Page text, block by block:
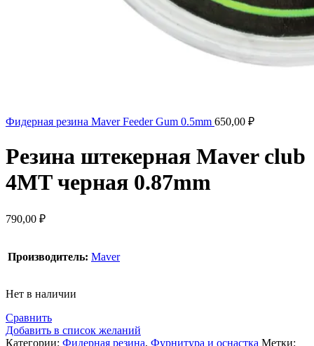
Фидерная резина Maver Feeder Gum 0.5mm 650,00 ₽
Резина штекерная Maver club
4MT черная 0.87mm
790,00 ₽
Производитель: Maver
Нет в наличии
Сравнить
Добавить в список желаний
Категории: Фидерная резина, Фурнитура и оснастка Метки: